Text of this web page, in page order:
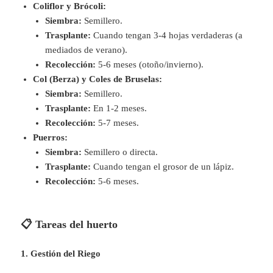
Coliflor y Brócoli:
Siembra: Semillero.
Trasplante: Cuando tengan 3-4 hojas verdaderas (a
mediados de verano).
Recolección: 5-6 meses (otoño/invierno).
Col (Berza) y Coles de Bruselas:
Siembra: Semillero.
Trasplante: En 1-2 meses.
Recolección: 5-7 meses.
Puerros:
Siembra: Semillero o directa.
Trasplante: Cuando tengan el grosor de un lápiz.
Recolección: 5-6 meses.
📋 Tareas del huerto
1. Gestión del Riego